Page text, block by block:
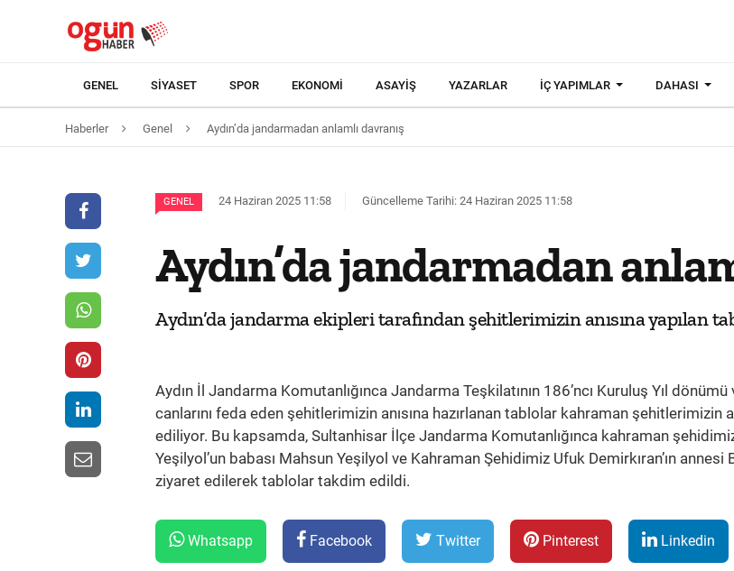
GENEL SIYASET SPOR EKONOMI ASAYIŞ YAZARLAR İÇ YAPIMLAR DAHASI
Haberler Genel Aydın’da jandarmadan anlamlı davranış
GENEL 24 Haziran 2025 11:58 Güncelleme Tarihi: 24 Haziran 2025 11:58
Aydın’da jandarmadan
Aydın’da jandarma ekipleri tarafından şehitlerimizin anısına yapılan
Aydın İl Jandarma Komutanlığınca Jandarma Teşkilatının 186’ncı Kuruluş Yıl
canlarını feda eden şehitlerimizin anısına hazırlanan tablolar kahraman şehitlerimizin
ediliyor. Bu kapsamda, Sultanhisar İlçe Jandarma Komutanlığınca kahraman
Yeşilyol’un babası Mahsun Yeşilyol ve Kahraman Şehidimiz Ufuk Demirkıran’ın annesi
ziyaret edilerek tablolar takdim edildi.
Whatsapp Facebook Twitter Pinterest Linkedin